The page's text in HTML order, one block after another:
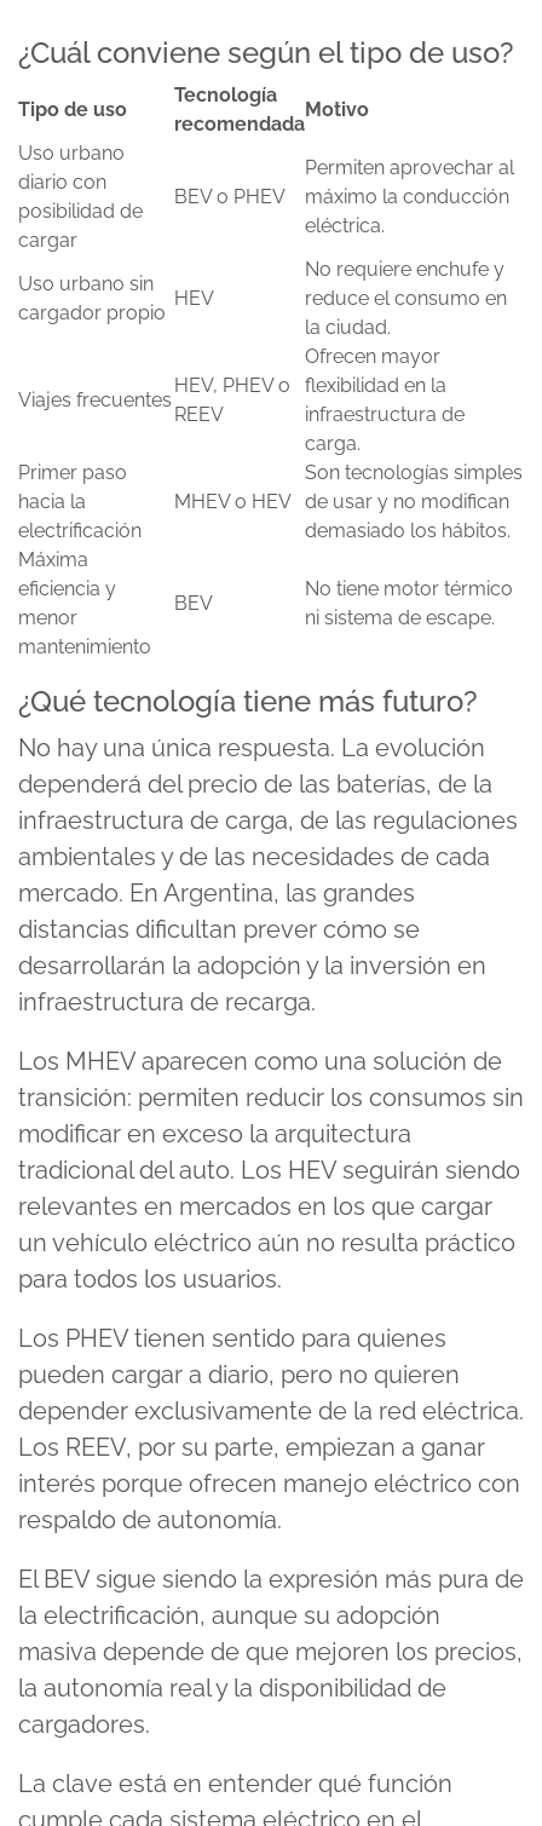
¿Cuál conviene según el tipo de uso?
Tipo de uso
Tecnología
recomendada
Motivo
Uso urbano
diario con
posibilidad de
cargar
BEV o PHEV
Permiten aprovechar al
máximo la conducción
eléctrica.
Uso urbano sin
cargador propio
HEV
No requiere enchufe y
reduce el consumo en
la ciudad.
Viajes frecuentes
HEV, PHEV o
REEV
Ofrecen mayor
flexibilidad en la
infraestructura de
carga.
Primer paso
hacia la
electrificación
MHEV o HEV
Son tecnologías simples
de usar y no modifican
demasiado los hábitos.
Máxima
eficiencia y
menor
mantenimiento
BEV
No tiene motor térmico
ni sistema de escape.
¿Qué tecnología tiene más futuro?
No hay una única respuesta. La evolución
dependerá del precio de las baterías, de la
infraestructura de carga, de las regulaciones
ambientales y de las necesidades de cada
mercado. En Argentina, las grandes
distancias dificultan prever cómo se
desarrollarán la adopción y la inversión en
infraestructura de recarga.
Los MHEV aparecen como una solución de
transición: permiten reducir los consumos sin
modificar en exceso la arquitectura
tradicional del auto. Los HEV seguirán siendo
relevantes en mercados en los que cargar
un vehículo eléctrico aún no resulta práctico
para todos los usuarios.
Los PHEV tienen sentido para quienes
pueden cargar a diario, pero no quieren
depender exclusivamente de la red eléctrica.
Los REEV, por su parte, empiezan a ganar
interés porque ofrecen manejo eléctrico con
respaldo de autonomía.
El BEV sigue siendo la expresión más pura de
la electrificación, aunque su adopción
masiva depende de que mejoren los precios,
la autonomía real y la disponibilidad de
cargadores.
La clave está en entender qué función
cumple cada sistema eléctrico en el